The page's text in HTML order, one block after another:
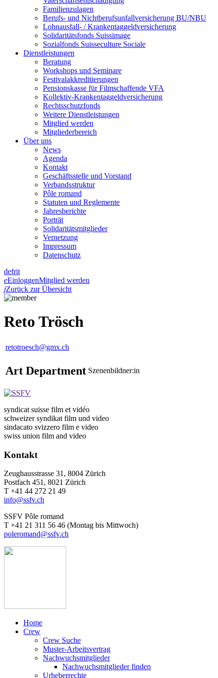
Familienzulagen
Berufs- und Nichtberufsunfallversicherung BU/NBU
Lohnausfall- / Krankentaggeldversicherung
Solidaritätsfonds Suissimage
Sozialfonds Suisseculture Sociale
Dienstleistungen
Beratung
Workshops und Seminare
Festivalakkreditierungen
Pensionskasse für Filmschaffende VFA
Kollektiv-Krankentaggeldversicherung
Rechtsschutzfonds
Weitere Dienstleistungen
Mitglied werden
Mitgliederbereich
Über uns
News
Agenda
Kontakt
Geschäftsstelle und Vorstand
Verbandsstruktur
Pôle romand
Statuten und Reglemente
Jahresberichte
Porträt
Solidaritätsmitglieder
Vernetzung
Impressum
Datenschutz
defrit
eEinloggenMitglied werden
jZurück zur Übersicht
Reto Trösch
retotroesch@gmx.ch
Art Department Szenenbildner:in
syndicat suisse film et vidéo
schweizer syndikat film und video
sindacato svizzero film e video
swiss union film and video
Kontakt
Zeughausstrasse 31, 8004 Zürich
Postfach 451, 8021 Zürich
T +41 44 272 21 49
info@ssfv.ch
SSFV Pôle romand
T +41 21 311 56 46 (Montag bis Mittwoch)
poleromand@ssfv.ch
Home
Crew
Crew Suche
Muster-Arbeitsvertrag
Nachwuchsmitglieder
Nachwuchsmitglieder finden
Urheberrechte